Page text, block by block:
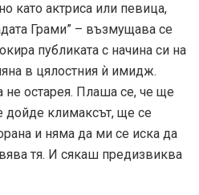
като актриса или певица,
Грами” – възмущава се
публиката с начина си на
в цялостния ѝ имидж.
остарея. Плаша се, че ще
дойде климаксът, ще се
и няма да ми се иска да
тя. И сякаш предизвиква